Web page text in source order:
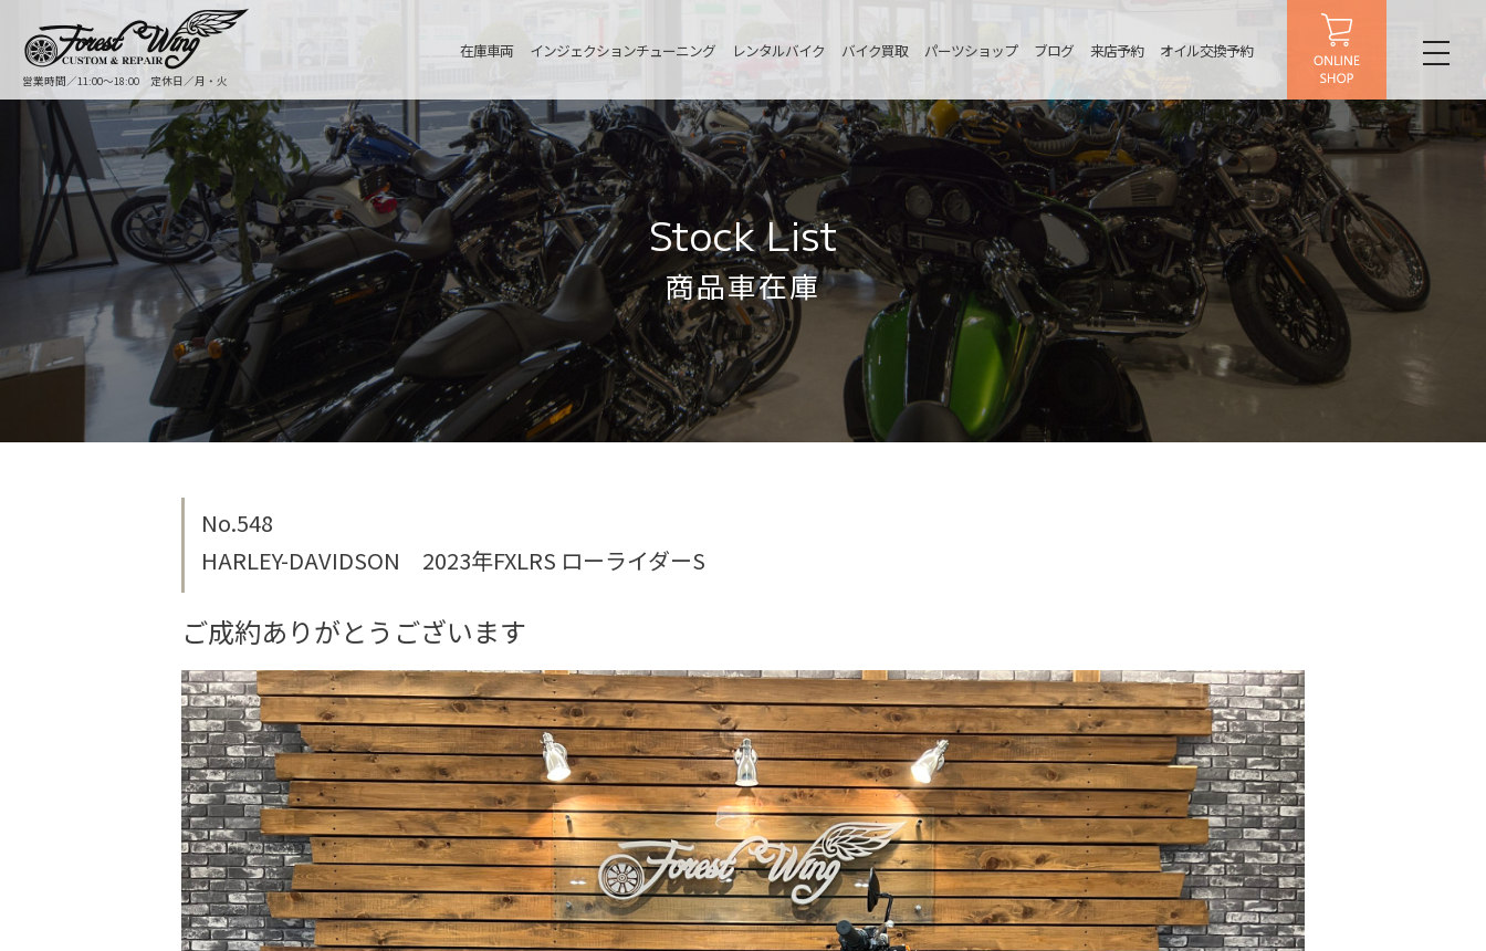
営業時間／11:00〜18:00 定休日／月・火
在庫車両 インジェクションチューニング レンタルバイク バイク買取 パーツショップ ブログ 来店予約 オイル交換予約
Stock List
商品車在庫
No.548
HARLEY-DAVIDSON 2023年FXLRS ローライダーS
ご成約ありがとうございます